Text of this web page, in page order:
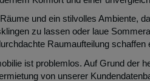
im begehrten 2. Bezirk
Komfort und einer
und ein stilvolles Ambiente,
zu lassen oder laue
Raumaufteilung